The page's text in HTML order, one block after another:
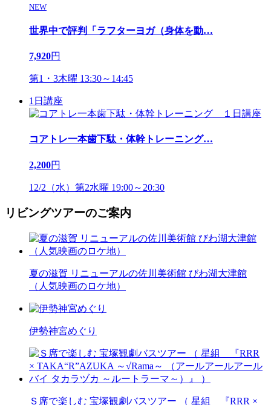
NEW
世界中で評判「ラフターヨガ（身体を動…
7,920円
第1・3木曜 13:30～14:45
1日講座
コアトレ一本歯下駄・体幹トレーニング…
2,200円
12/2（水）第2水曜 19:00～20:30
リビングツアーのご案内
夏の滋賀 リニューアルの佐川美術館 びわ湖大津館
（人気映画のロケ地）
伊勢神宮めぐり
Ｓ席で楽しむ 宝塚観劇バスツアー （ 星組 『RRR ×